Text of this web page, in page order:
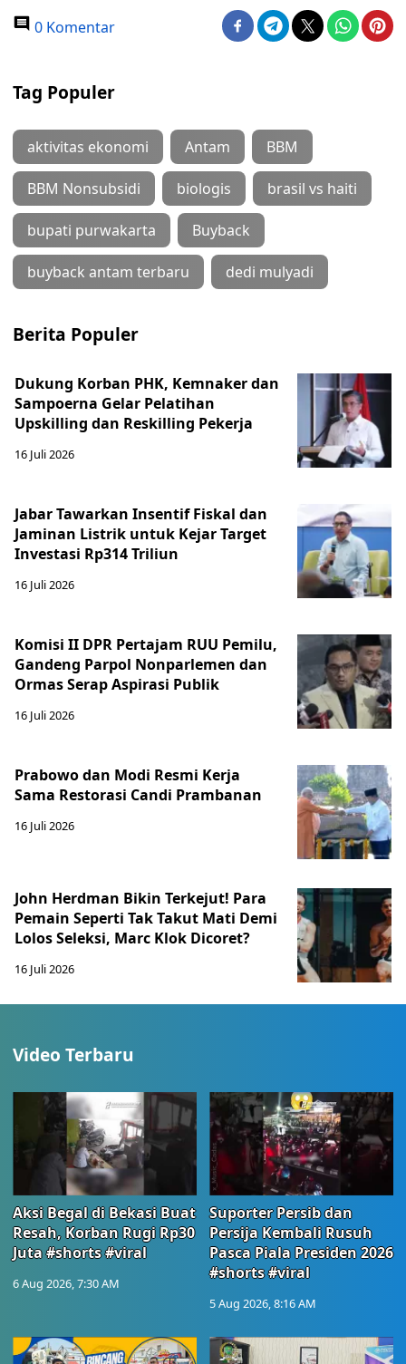
0 Komentar
Tag Populer
aktivitas ekonomi Antam BBM
BBM Nonsubsidi biologis brasil vs haiti
bupati purwakarta Buyback
buyback antam terbaru dedi mulyadi
Berita Populer
Dukung Korban PHK, Kemnaker dan
Sampoerna Gelar Pelatihan
Upskilling dan Reskilling Pekerja
16 Juli 2026
Jabar Tawarkan Insentif Fiskal dan
Jaminan Listrik untuk Kejar Target
Investasi Rp314 Triliun
16 Juli 2026
Komisi II DPR Pertajam RUU Pemilu,
Gandeng Parpol Nonparlemen dan
Ormas Serap Aspirasi Publik
16 Juli 2026
Prabowo dan Modi Resmi Kerja
Sama Restorasi Candi Prambanan
16 Juli 2026
John Herdman Bikin Terkejut! Para
Pemain Seperti Tak Takut Mati Demi
Lolos Seleksi, Marc Klok Dicoret?
16 Juli 2026
Video Terbaru
Aksi Begal di Bekasi Buat
Resah, Korban Rugi Rp30
Juta #shorts #viral
6 Aug 2026, 7:30 AM
Suporter Persib dan
Persija Kembali Rusuh
Pasca Piala Presiden 2026
#shorts #viral
5 Aug 2026, 8:16 AM